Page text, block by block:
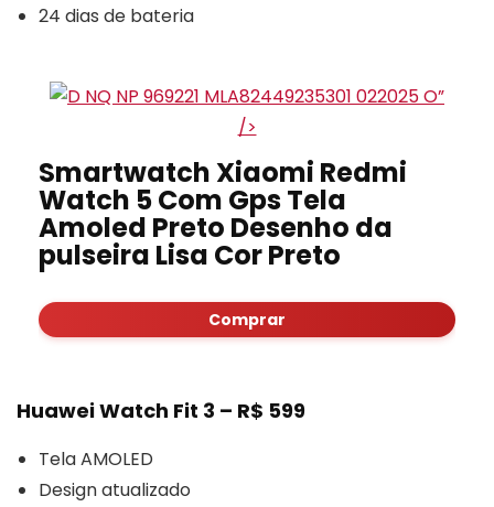
24 dias de bateria
”
/>
Smartwatch Xiaomi Redmi
Watch 5 Com Gps Tela
Amoled Preto Desenho da
pulseira Lisa Cor Preto
Comprar
Huawei Watch Fit 3 – R$ 599
Tela AMOLED
Design atualizado